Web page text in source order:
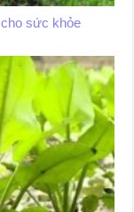
sức khỏe